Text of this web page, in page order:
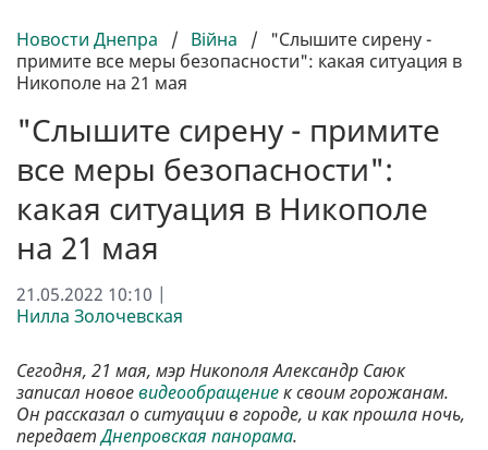
Новости Днепра / Війна /
"Слышите сирену -
примите все меры безопасности": какая ситуация в
Никополе на 21 мая
"Слышите сирену - примите
все меры безопасности":
какая ситуация в Никополе
на 21 мая
21.05.2022 10:10 |
Нилла Золочевская
Сегодня, 21 мая, мэр Никополя Александр Саюк
записал новоевидеообращениек своим горожанам.
Он рассказал о ситуации в городе, и как прошла ночь,
передаетДнепровская панорама.